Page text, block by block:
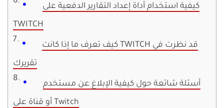
كيفية استخدام أداة إعداد التقارير الدفعية على
TWITCH
كيف تعرف ما إذا كانت TWITCH قد نظرت في
تقريرك
أسئلة شائعة حول كيفية الإبلاغ عن مستخدم
أو قناة على Twitch